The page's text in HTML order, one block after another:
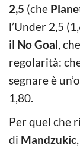
2,5 (che
l’Under 2,5
il NoGoal,
regolarità:
segnare è
1,80.
Per quel che
di Mandzukic